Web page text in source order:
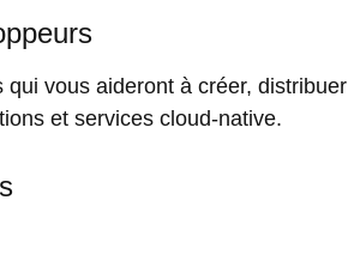
qui vous aideront à créer, distribuer
et services cloud-native.